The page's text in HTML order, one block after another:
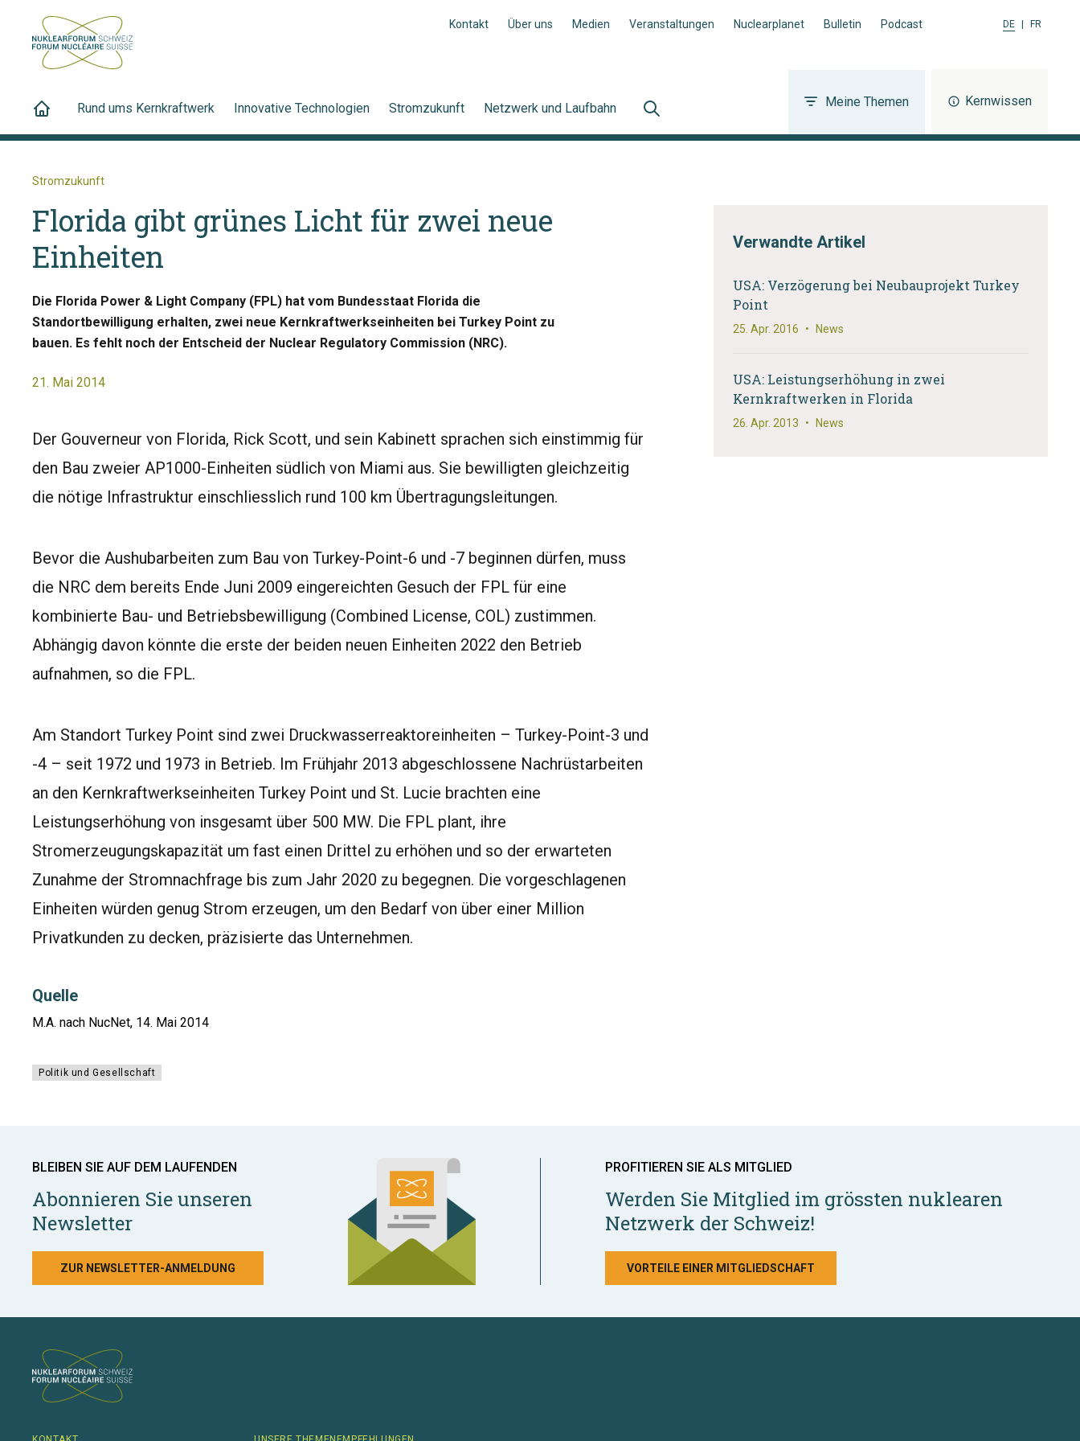
Kontakt Über uns Medien Veranstaltungen Nuclearplanet Bulletin Podcast DE FR
Rund ums Kernkraftwerk Innovative Technologien Stromzukunft Netzwerk und Laufbahn Meine Themen Kernwissen
Stromzukunft
Florida gibt grünes Licht für zwei neue
Einheiten
Die Florida Power & Light Company (FPL) hat vom Bundesstaat Florida die
Standortbewilligung erhalten, zwei neue Kernkraftwerkseinheiten bei Turkey Point zu
bauen. Es fehlt noch der Entscheid der Nuclear Regulatory Commission (NRC).
21. Mai 2014
Der Gouverneur von Florida, Rick Scott, und sein Kabinett sprachen sich einstimmig für
den Bau zweier AP1000-Einheiten südlich von Miami aus. Sie bewilligten gleichzeitig
die nötige Infrastruktur einschliesslich rund 100 km Übertragungsleitungen.
Bevor die Aushubarbeiten zum Bau von Turkey-Point-6 und -7 beginnen dürfen, muss
die NRC dem bereits Ende Juni 2009 eingereichten Gesuch der FPL für eine
kombinierte Bau- und Betriebsbewilligung (Combined License, COL) zustimmen.
Abhängig davon könnte die erste der beiden neuen Einheiten 2022 den Betrieb
aufnahmen, so die FPL.
Am Standort Turkey Point sind zwei Druckwasserreaktoreinheiten – Turkey-Point-3 und
-4 – seit 1972 und 1973 in Betrieb. Im Frühjahr 2013 abgeschlossene Nachrüstarbeiten
an den Kernkraftwerkseinheiten Turkey Point und St. Lucie brachten eine
Leistungserhöhung von insgesamt über 500 MW. Die FPL plant, ihre
Stromerzeugungskapazität um fast einen Drittel zu erhöhen und so der erwarteten
Zunahme der Stromnachfrage bis zum Jahr 2020 zu begegnen. Die vorgeschlagenen
Einheiten würden genug Strom erzeugen, um den Bedarf von über einer Million
Privatkunden zu decken, präzisierte das Unternehmen.
Quelle
M.A. nach NucNet, 14. Mai 2014
Politik und Gesellschaft
Verwandte Artikel
USA: Verzögerung bei Neubauprojekt Turkey
Point
25. Apr. 2016 • News
USA: Leistungserhöhung in zwei
Kernkraftwerken in Florida
26. Apr. 2013 • News
BLEIBEN SIE AUF DEM LAUFENDEN
Abonnieren Sie unseren
Newsletter
ZUR NEWSLETTER-ANMELDUNG
PROFITIEREN SIE ALS MITGLIED
Werden Sie Mitglied im grössten nuklearen
Netzwerk der Schweiz!
VORTEILE EINER MITGLIEDSCHAFT